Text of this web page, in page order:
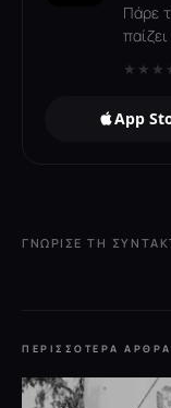
Πάρε
App
ΓΝΏΡΙΣΕ ΤΗ
ΠΕΡΙΣΣΌΤΕΡΑ ΆΡΘΡΑ